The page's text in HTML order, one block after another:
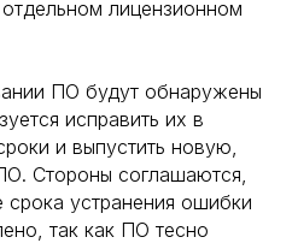
лицензионном
ПО будут обнаружены
исправить их в
и выпустить новую,
Стороны соглашаются,
срока устранения ошибки
так как ПО тесно